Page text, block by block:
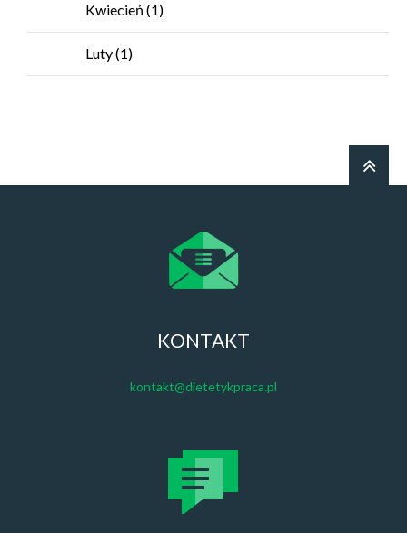
Kwiecień (1)
Luty(1)
KONTAKT
kontakt@dietetykpraca.pl